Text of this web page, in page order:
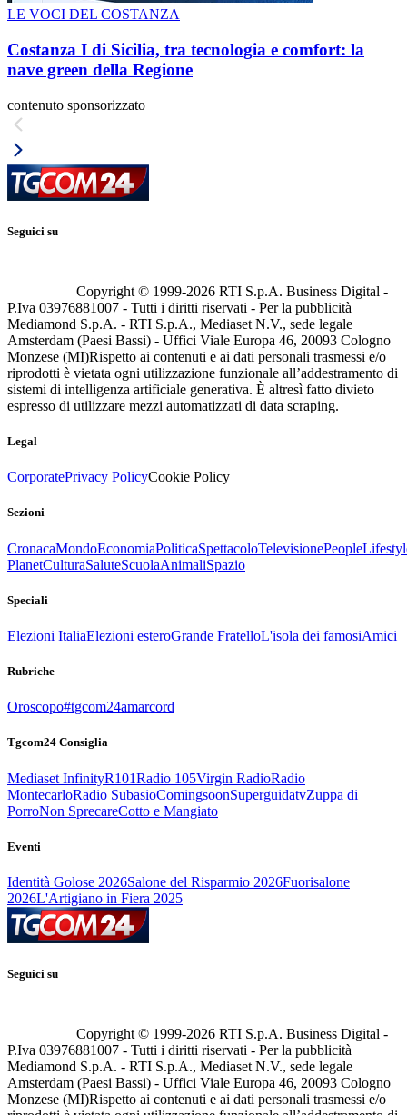
LE VOCI DEL COSTANZA
Costanza I di Sicilia, tra tecnologia e comfort: la
nave green della Regione
contenuto sponsorizzato
Seguici su
Copyright © 1999-2026 RTI S.p.A. Business Digital -
P.Iva 03976881007 - Tutti i diritti riservati - Per la pubblicità
Mediamond S.p.A. - RTI S.p.A., Mediaset N.V., sede legale
Amsterdam (Paesi Bassi) - Uffici Viale Europa 46, 20093 Cologno
Monzese (MI)Rispetto ai contenuti e ai dati personali trasmessi e/o
riprodotti è vietata ogni utilizzazione funzionale all’addestramento di
sistemi di intelligenza artificiale generativa. È altresì fatto divieto
espresso di utilizzare mezzi automatizzati di data scraping.
Legal
CorporatePrivacy PolicyCookie Policy
Sezioni
CronacaMondoEconomiaPoliticaSpettacoloTelevisionePeople
PlanetCulturaSaluteScuolaAnimaliSpazio
Speciali
Elezioni ItaliaElezioni esteroGrande FratelloL'isola dei famosiAmici
Rubriche
Oroscopo#tgcom24amarcord
Tgcom24 Consiglia
Mediaset InfinityR101Radio 105Virgin RadioRadio
MontecarloRadio SubasioComingsoonSuperguidatvZuppa di
PorroNon SprecareCotto e Mangiato
Eventi
Identità Golose 2026Salone del Risparmio 2026Fuorisalone
2026L'Artigiano in Fiera 2025
Seguici su
Copyright © 1999-2026 RTI S.p.A. Business Digital -
P.Iva 03976881007 - Tutti i diritti riservati - Per la pubblicità
Mediamond S.p.A. - RTI S.p.A., Mediaset N.V., sede legale
Amsterdam (Paesi Bassi) - Uffici Viale Europa 46, 20093 Cologno
Monzese (MI)Rispetto ai contenuti e ai dati personali trasmessi e/o